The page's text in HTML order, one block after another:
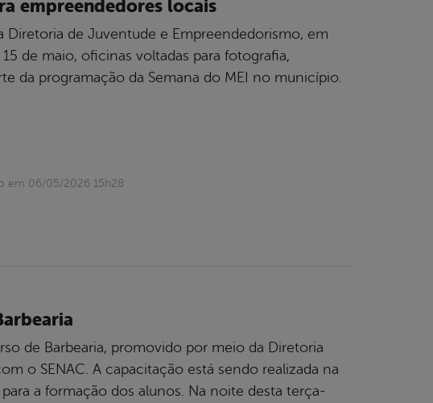
empreendedores locais
de Juventude e Empreendedorismo, em
de maio, oficinas voltadas para fotografia,
da programação da Semana do MEI no município.
em 06/05/2026 15h28
de Barbearia, promovido por meio da Diretoria
o SENAC. A capacitação está sendo realizada na
a formação dos alunos. Na noite desta terça-